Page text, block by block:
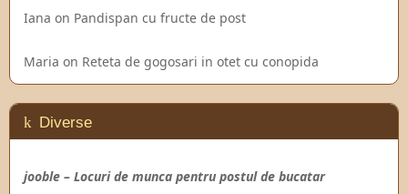
Iana on Pandispan cu fructe de post
Maria on Reteta de gogosari in otet cu conopida
Diverse
jooble – Locuri de munca pentru postul de bucatar